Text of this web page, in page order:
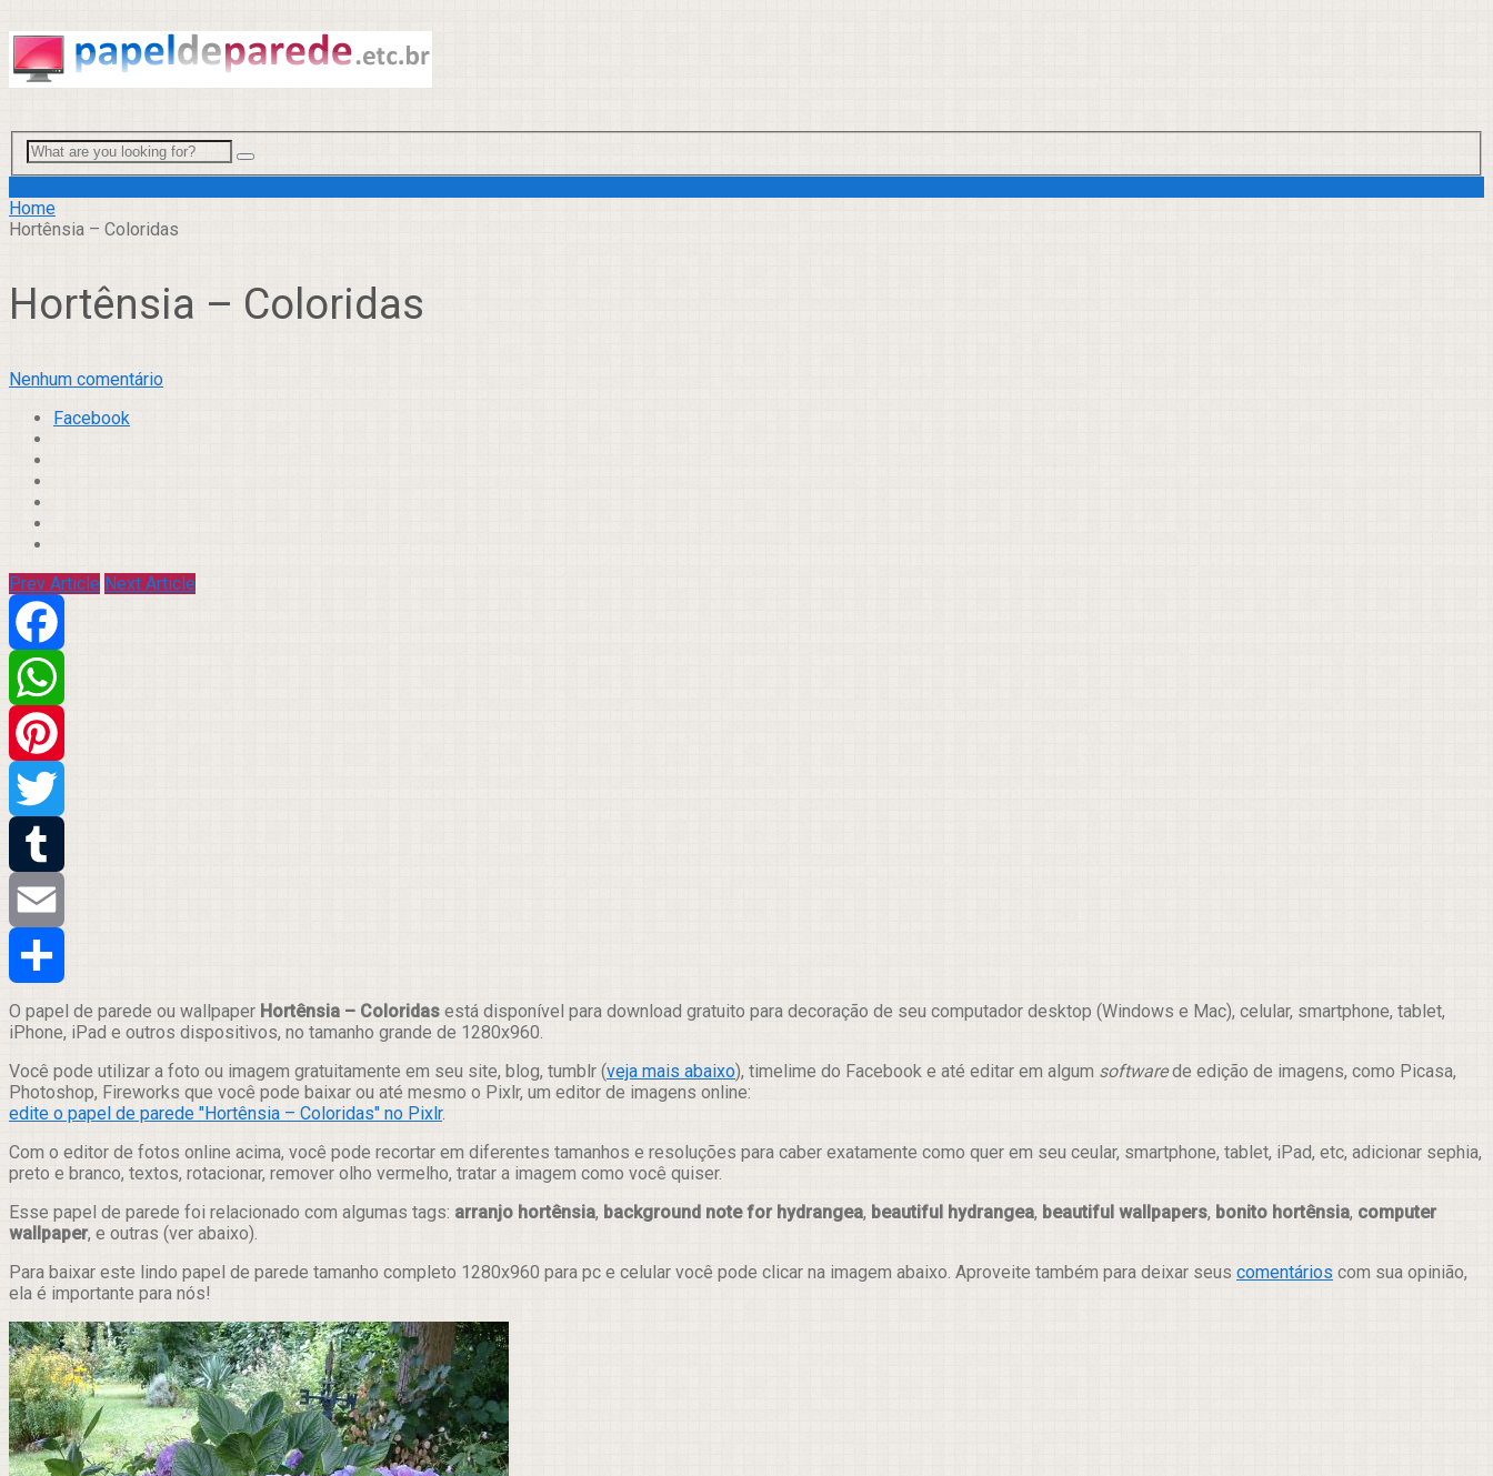
Home
Hortênsia – Coloridas
Hortênsia – Coloridas
Nenhum comentário
Facebook
Prev Article Next Article
Facebook
WhatsApp
Pinterest
Twitter
Tumblr
Email
Compartilhar
O papel de parede ou wallpaper Hortênsia – Coloridas está disponível para download gratuito para decoração de seu computador desktop (Windows e Mac), celular, smartphone, tablet,
iPhone, iPad e outros dispositivos, no tamanho grande de 1280x960.
Você pode utilizar a foto ou imagem gratuitamente em seu site, blog, tumblr (veja mais abaixo), timelime do Facebook e até editar em algum softwarede edição de imagens, como Picasa,
Photoshop, Fireworks que você pode baixar ou até mesmo o Pixlr, um editor de imagens online:
edite o papel de parede "Hortênsia – Coloridas" no Pixlr.
Com o editor de fotos online acima, você pode recortar em diferentes tamanhos e resoluções para caber exatamente como quer em seu ceular, smartphone, tablet, iPad, etc, adicionar sephia,
preto e branco, textos, rotacionar, remover olho vermelho, tratar a imagem como você quiser.
Esse papel de parede foi relacionado com algumas tags: arranjo hortênsia, background note for hydrangea, beautiful hydrangea, beautiful wallpapers, bonito hortênsia, computer
wallpaper, e outras (ver abaixo).
Para baixar este lindo papel de parede tamanho completo 1280x960 para pc e celular você pode clicar na imagem abaixo. Aproveite também para deixar seus comentários com sua opinião,
ela é importante para nós!